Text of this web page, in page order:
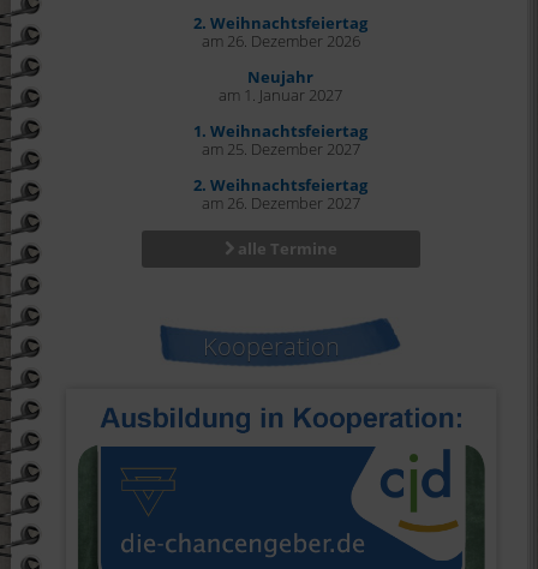
2. Weihnachtsfeiertag
am 26. Dezember 2026
Neujahr
am 1. Januar 2027
1. Weihnachtsfeiertag
am 25. Dezember 2027
2. Weihnachtsfeiertag
am 26. Dezember 2027
alle Termine
Kooperation